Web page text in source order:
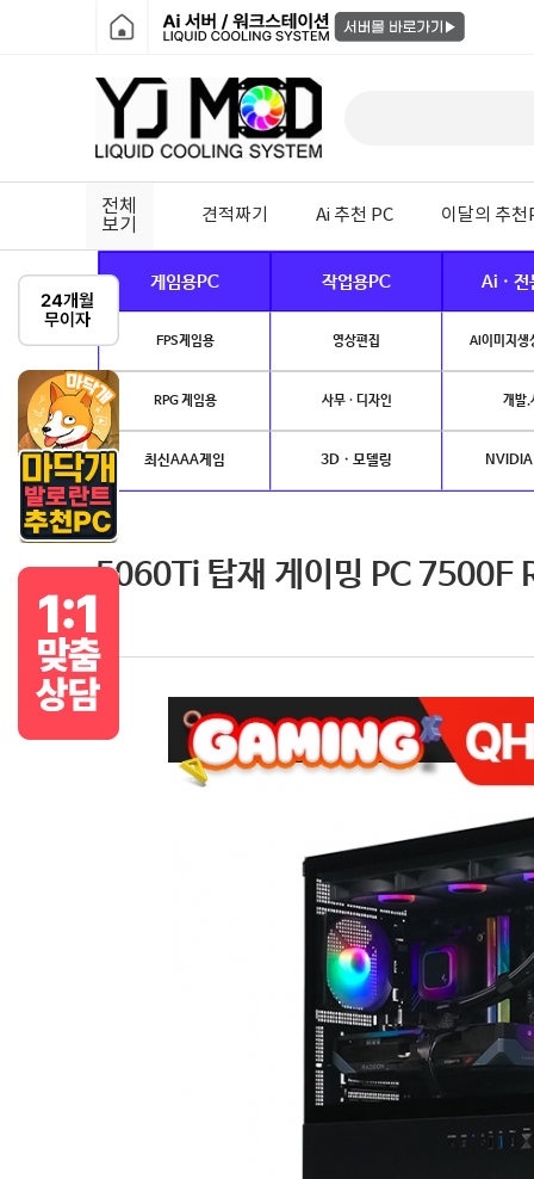
전체
보기
견적짜기 Ai 추천 PC 이달의 추천
게임용PC 작업용PC Ai · 전
FPS게임용 영상편집 AI이미지생
RPG 게임용 사무 · 디자인 개발.
최신AAA게임 3D · 모델링
5060Ti 탑재 게이밍 PC 7500F